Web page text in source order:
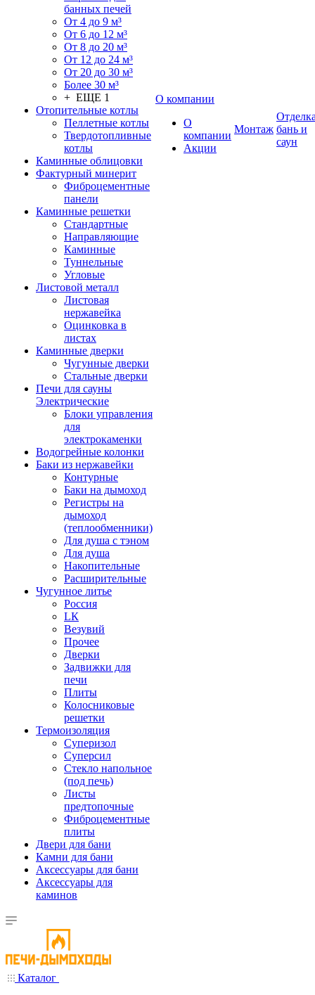
банных печей
От 4 до 9 м³
От 6 до 12 м³
От 8 до 20 м³
От 12 до 24 м³
От 20 до 30 м³
Более 30 м³
+ ЕЩЕ 1
Отопительные котлы
Пеллетные котлы
Твердотопливные
котлы
Каминные облицовки
Фактурный минерит
Фиброцементные
панели
Каминные решетки
Стандартные
Направляющие
Каминные
Туннельные
Угловые
Листовой металл
Листовая
нержавейка
Оцинковка в
листах
Каминные дверки
Чугунные дверки
Стальные дверки
Печи для сауны
Электрические
Блоки управления
для
электрокаменки
Водогрейные колонки
Баки из нержавейки
Контурные
Баки на дымоход
Регистры на
дымоход
(теплообменники)
Для душа с тэном
Для душа
Накопительные
Расширительные
Чугунное литье
Россия
LК
Везувий
Прочее
Дверки
Задвижки для
печи
Плиты
Колосниковые
решетки
Термоизоляция
Суперизол
Суперсил
Стекло напольное
(под печь)
Листы
предтопочные
Фиброцементные
плиты
Двери для бани
Камни для бани
Аксессуары для бани
Аксессуары для
каминов
О компании
О
компании
Акции
Монтаж бань и
саун
Каталог